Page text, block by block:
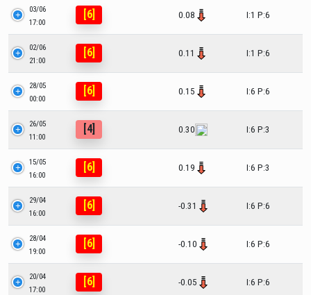
03/06
17:00
[6] 0.08 I:1 P:6
02/06
21:00
[6] 0.11 I:1 P:6
28/05
00:00
[6] 0.15 I:6 P:6
26/05
11:00
[4] 0.30 I:6 P:3
15/05
16:00
[6] 0.19 I:6 P:3
29/04
16:00
[6] -0.31 I:6 P:6
28/04
19:00
[6] -0.10 I:6 P:6
20/04
17:00
[6] -0.05 I:6 P:6